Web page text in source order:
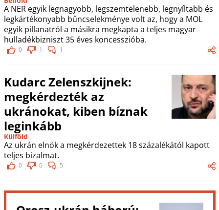
A NER egyik legnagyobb, legszemtelenebb, legnyíltabb és
legkártékonyabb bűncselekménye volt az, hogy a MOL
egyik pillanatról a másikra megkapta a teljes magyar
hulladékbizniszt 35 éves koncesszióba.
0 1 1
Kudarc Zelenszkijnek:
megkérdezték az
ukránokat, kiben bíznak
leginkább
Külföld
Az ukrán elnök a megkérdezettek 18 százalékától kapott
teljes bizalmat.
0 0 5